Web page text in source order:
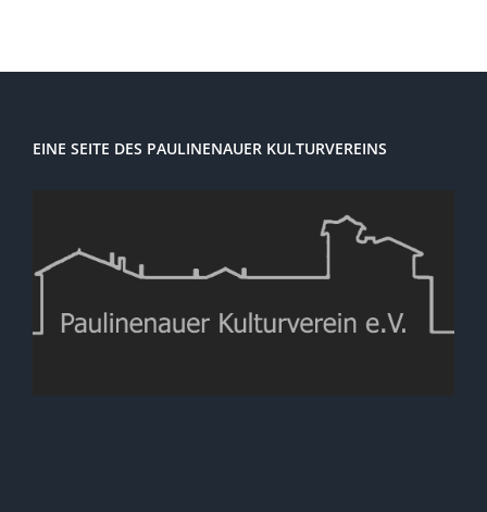
EINE SEITE DES PAULINENAUER KULTURVEREINS